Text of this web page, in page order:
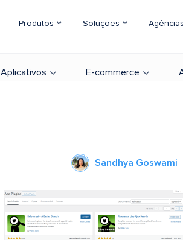
Produtos Soluções Agências
Aplicativos E-commerce
Sandhya Goswami